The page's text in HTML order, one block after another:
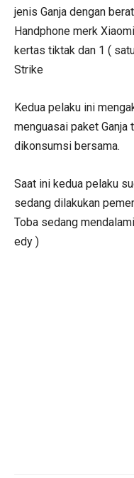
jenis Ganja dengan
Handphone merk
kertas tiktak dan 1 (
Strike
Kedua pelaku ini
menguasai paket Ganja
dikonsumsi bersama.
Saat ini kedua pelaku
sedang dilakukan
Toba sedang
edy )